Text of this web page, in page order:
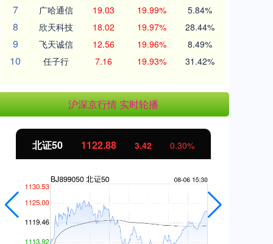
7 广哈通信 19.03 19.99% 5.84%
8 欣天科技 18.02 19.97% 28.44%
9 飞天诚信 12.56 19.96% 8.49%
10 任子行 7.16 19.93% 31.42%
沪深京行情 实时轮播
北证50 1122.88 3.42 0.30%